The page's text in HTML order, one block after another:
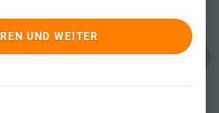
UND WEITER